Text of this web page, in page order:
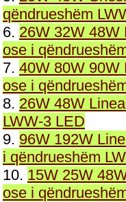
qëndrueshëm
6. 26W 32W 48W
ose i
7. 40W 80W 90W
ose i
8. 26W 48W
LWW-3 LED
9. 96W 192W
i qëndrueshëm
10. 15W 25W
ose i